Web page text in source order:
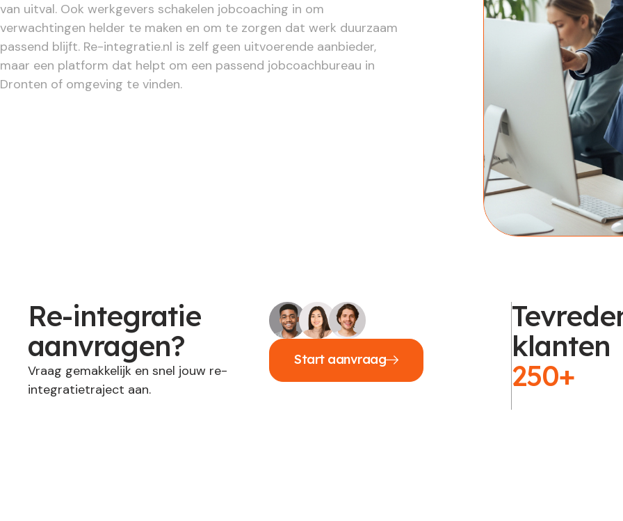
van uitval. Ook werkgevers schakelen jobcoaching in om
verwachtingen helder te maken en om te zorgen dat werk duurzaam
passend blijft. Re-integratie.nl is zelf geen uitvoerende aanbieder,
maar een platform dat helpt om een passend jobcoachbureau in
Dronten of omgeving te vinden.
Re-integratie
aanvragen?
Vraag gemakkelijk en snel jouw re-
integratietraject aan.
Start aanvraag
klanten
250+